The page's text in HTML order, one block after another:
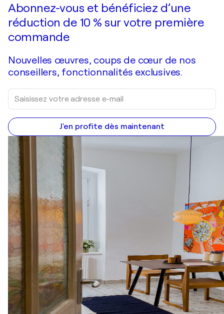
Abonnez-vous et bénéficiez d’une
réduction de 10 % sur votre première
commande
Nouvelles œuvres, coups de cœur de nos
conseillers, fonctionnalités exclusives.
J'en profite dès maintenant